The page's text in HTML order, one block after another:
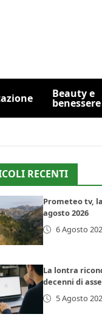
Beauty e
benessere
RECENTI
Prometeo tv,
agosto 2026
6 Agosto
La lontra
decenni di
5 Agosto